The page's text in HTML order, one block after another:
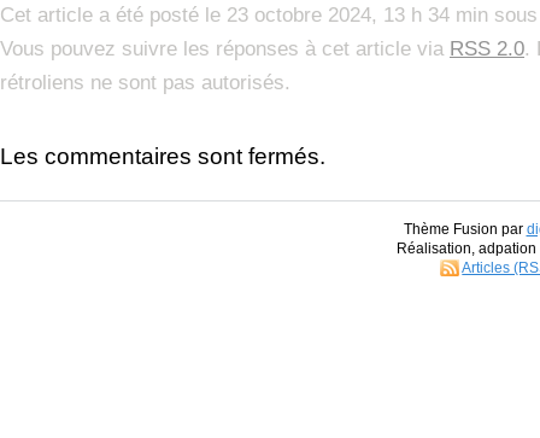
Cet article a été posté le 23 octobre 2024, 13 h 34 min
Vous pouvez suivre les réponses à cet article via RSS 2.0.
rétroliens ne sont pas autorisés.
Les commentaires sont fermés.
Thème Fusion par
Réalisation,
Articles